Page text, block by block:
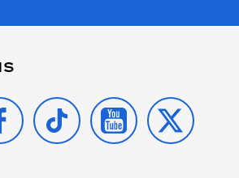
TIKTOK YOUTUBE
X